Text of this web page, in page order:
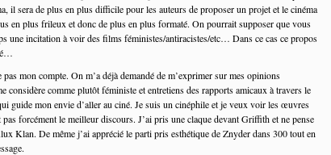
il sera de plus en plus difficile pour les auteurs de proposer un projet et le cinéma
en plus frileux et donc de plus en plus formaté. On pourrait supposer que vous
une incitation à voir des films féministes/antiracistes/etc… Dans ce cas ce propos
pas mon compte. On m’a déjà demandé de m’exprimer sur mes opinions
considère comme plutôt féministe et entretiens des rapports amicaux à travers le
guide mon envie d’aller au ciné. Je suis un cinéphile et je veux voir les œuvres
forcément le meilleur discours. J’ai pris une claque devant Griffith et ne pense
Klan. De même j’ai apprécié le parti pris esthétique de Znyder dans 300 tout en